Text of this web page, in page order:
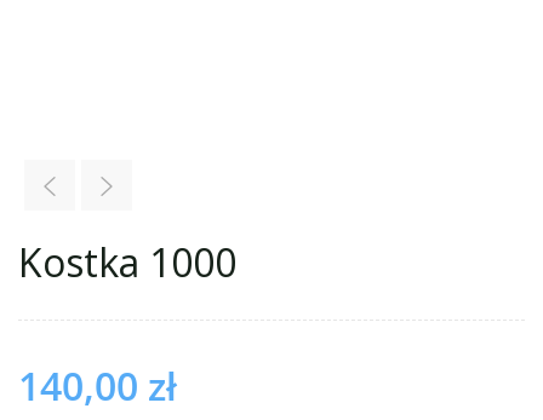
Kostka 1000
140,00 zł